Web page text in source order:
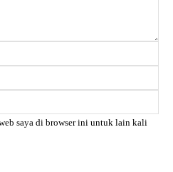
saya di browser ini untuk lain kali